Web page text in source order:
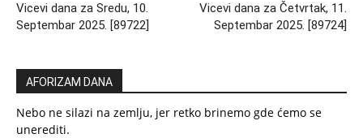
Vicevi dana za Sredu, 10.
Septembar 2025. [89722]
Vicevi dana za Četvrtak, 11.
Septembar 2025. [89724]
AFORIZAM DANA
Nebo ne silazi na zemlju, jer retko brinemo gde ćemo se
unerediti.